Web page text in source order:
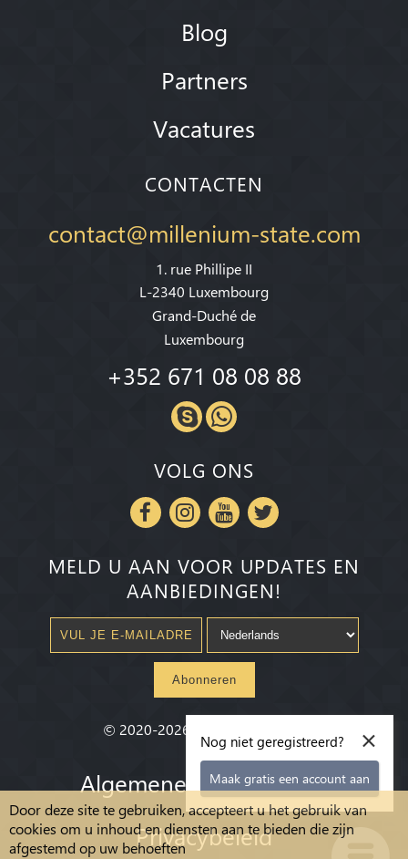
Door deze site te gebruiken, accepteert u het gebruik van
cookies om u inhoud en diensten aan te bieden die zijn
afgestemd op uw behoeften
Blog
Partners
Vacatures
CONTACTEN
contact@millenium-state.com
1. rue Phillipe II
L-2340 Luxembourg
Grand-Duché de
Luxembourg
+352 671 08 08 88
VOLG ONS
MELD U AAN VOOR UPDATES EN
AANBIEDINGEN!
Abonneren
© 2020-2026
Algemene voorwaarden
Privacybeleid
×
Nog niet geregistreerd?
Maak gratis een account aan